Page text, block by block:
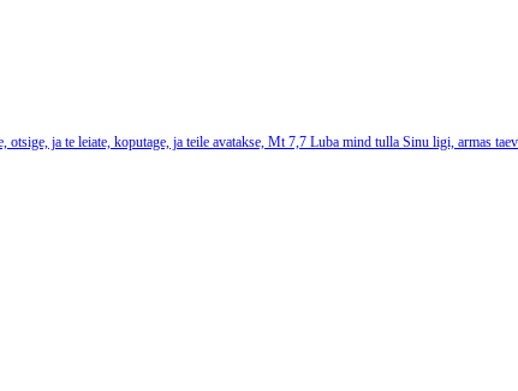
otsige, ja te leiate, koputage, ja teile avatakse, Mt 7,7 Luba mind tulla Sinu ligi, armas